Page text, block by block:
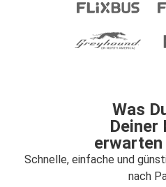
Was
Deiner
Schnelle, einfache und
nach